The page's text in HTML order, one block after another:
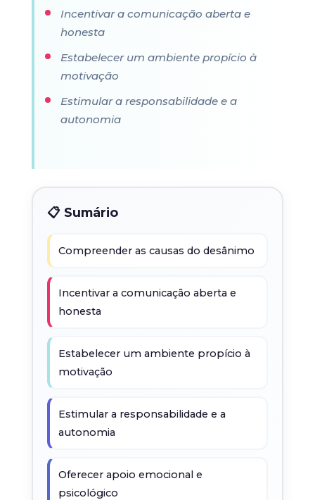
Incentivar a comunicação aberta e
honesta
Estabelecer um ambiente propício à
motivação
Estimular a responsabilidade e a
autonomia
📋 Sumário
Compreender as causas do desânimo
Incentivar a comunicação aberta e
honesta
Estabelecer um ambiente propício à
motivação
Estimular a responsabilidade e a
autonomia
Oferecer apoio emocional e
psicológico